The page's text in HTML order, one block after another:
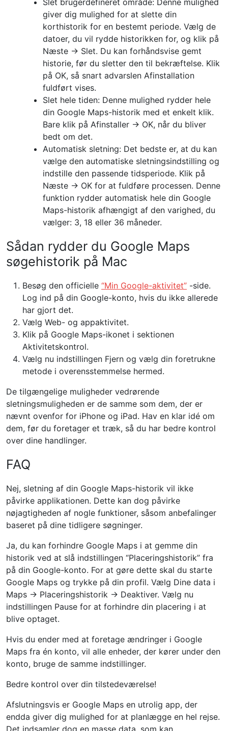
Slet brugerdefineret område: Denne mulighed
giver dig mulighed for at slette din
korthistorik for en bestemt periode. Vælg de
datoer, du vil rydde historikken for, og klik på
Næste → Slet. Du kan forhåndsvise gemt
historie, før du sletter den til bekræftelse. Klik
på OK, så snart advarslen Afinstallation
fuldført vises.
Slet hele tiden: Denne mulighed rydder hele
din Google Maps-historik med et enkelt klik.
Bare klik på Afinstaller → OK, når du bliver
bedt om det.
Automatisk sletning: Det bedste er, at du kan
vælge den automatiske sletningsindstilling og
indstille den passende tidsperiode. Klik på
Næste → OK for at fuldføre processen. Denne
funktion rydder automatisk hele din Google
Maps-historik afhængigt af den varighed, du
vælger: 3, 18 eller 36 måneder.
Sådan rydder du Google Maps
søgehistorik på Mac
Besøg den officielle “Min Google-aktivitet” -side.
Log ind på din Google-konto, hvis du ikke allerede
har gjort det.
Vælg Web- og appaktivitet.
Klik på Google Maps-ikonet i sektionen
Aktivitetskontrol.
Vælg nu indstillingen Fjern og vælg din foretrukne
metode i overensstemmelse hermed.
De tilgængelige muligheder vedrørende
sletningsmuligheden er de samme som dem, der er
nævnt ovenfor for iPhone og iPad. Hav en klar idé om
dem, før du foretager et træk, så du har bedre kontrol
over dine handlinger.
FAQ
Nej, sletning af din Google Maps-historik vil ikke
påvirke applikationen. Dette kan dog påvirke
nøjagtigheden af ​​nogle funktioner, såsom anbefalinger
baseret på dine tidligere søgninger.
Ja, du kan forhindre Google Maps i at gemme din
historik ved at slå indstillingen “Placeringshistorik” fra
på din Google-konto. For at gøre dette skal du starte
Google Maps og trykke på din profil. Vælg Dine data i
Maps → Placeringshistorik → Deaktiver. Vælg nu
indstillingen Pause for at forhindre din placering i at
blive optaget.
Hvis du ender med at foretage ændringer i Google
Maps fra én konto, vil alle enheder, der kører under den
konto, bruge de samme indstillinger.
Bedre kontrol over din tilstedeværelse!
Afslutningsvis er Google Maps en utrolig app, der
endda giver dig mulighed for at planlægge en hel rejse.
Det indsamler dog en masse data, som kan